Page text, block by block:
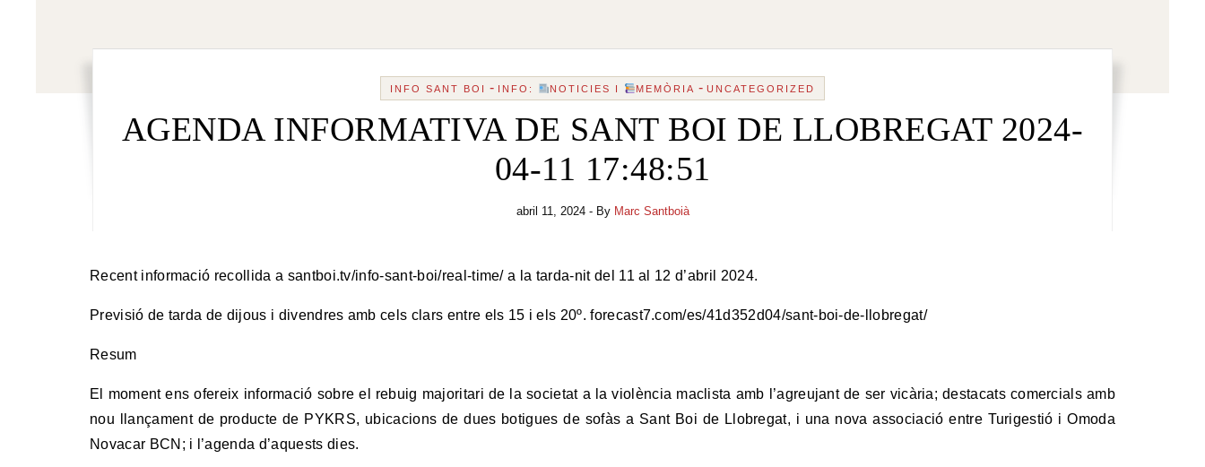
INFO SANT BOI - INFO: NOTICIES I MEMÒRIA - UNCATEGORIZED
AGENDA INFORMATIVA DE SANT BOI DE LLOBREGAT 2024-
04-11 17:48:51
abril 11, 2024 - By Marc Santboià
Recent informació recollida a santboi.tv/info-sant-boi/real-time/ a la tarda-nit del 11 al 12 d’abril 2024.
Previsió de tarda de dijous i divendres amb cels clars entre els 15 i els 20º. forecast7.com/es/41d352d04/sant-boi-de-llobregat/
Resum
El moment ens ofereix informació sobre el rebuig majoritari de la societat a la violència maclista amb l’agreujant de ser vicària; destacats comercials amb
nou llançament de producte de PYKRS, ubicacions de dues botigues de sofàs a Sant Boi de Llobregat, i una nova associació entre Turigestió i Omoda
Novacar BCN; i l’agenda d’aquests dies.